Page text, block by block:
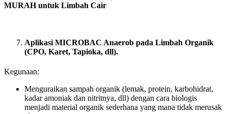
MURAH untuk Limbah Cair
Aplikasi MICROBAC Anaerob pada Limbah Organik
(CPO, Karet, Tapioka, dll).
Kegunaan:
Menguraikan sampah organik (lemak, protein, karbohidrat,
kadar amoniak dan nitritnya, dll) dengan cara biologis
menjadi material organik sederhana yang mana tidak merusak